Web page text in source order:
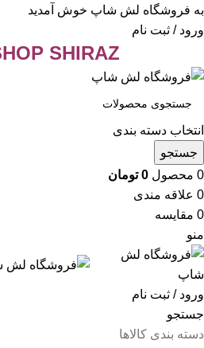
به فروشگاه لش شاپ خوش آمدید
ورود / ثبت نام
SHIRAZ
انتخاب دسته بندی
جستجو
0 محصول 0 تومان
0 علاقه مندی
0 مقایسه
منو
ورود / ثبت نام
جستجو
دسته بندی کالاها